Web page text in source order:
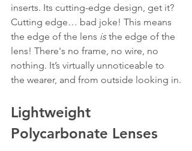
inserts. Its cutting-edge design, get it?
Cutting edge… bad joke! This means
the edge of the lens is the edge of the
lens! There's no frame, no wire, no
nothing. It’s virtually unnoticeable to
the wearer, and from outside looking in.
Lightweight
Polycarbonate Lenses